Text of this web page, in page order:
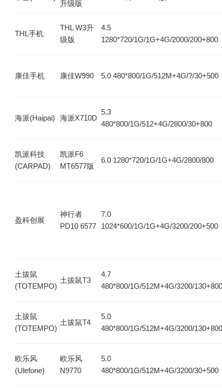
升级版
THL手机
THL W3升
级版
4.5
1280*720/1G/1G+4G/2000/200+800
康佳手机 康佳W990 5.0 480*800/1G/512M+4G/?/30+500
海派(Haipai) 海派X710D
5.3
480*800/1G/512+4G/2800/30+800
凯派科技
(CARPAD)
凯派F6
MT6577版
6.0 1280*720/1G/1G+4G/2800/800
盈科创展
神行者
PD10 6577
7.0
1024*600/1G/1G+4G/3200/200+500
土拔鼠
(TOTEMPO)
土拔鼠T3
4.7
480*800/1G/512M+4G/3200/130+800
土拔鼠
(TOTEMPO)
土拔鼠T4
5.0
480*800/1G/512M+4G/3200/130+800
欧乐风
(Ulefone)
欧乐风
N9770
5.0
480*800/1G/512M+4G/3200/30+500